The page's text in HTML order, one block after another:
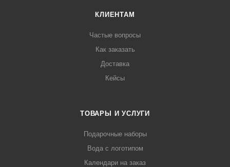
КЛИЕНТАМ
Частые вопросы
Как заказать
Доставка
Кейсы
ТОВАРЫ И УСЛУГИ
Подарочные наборы
Вода с логотипом
Календари на заказ